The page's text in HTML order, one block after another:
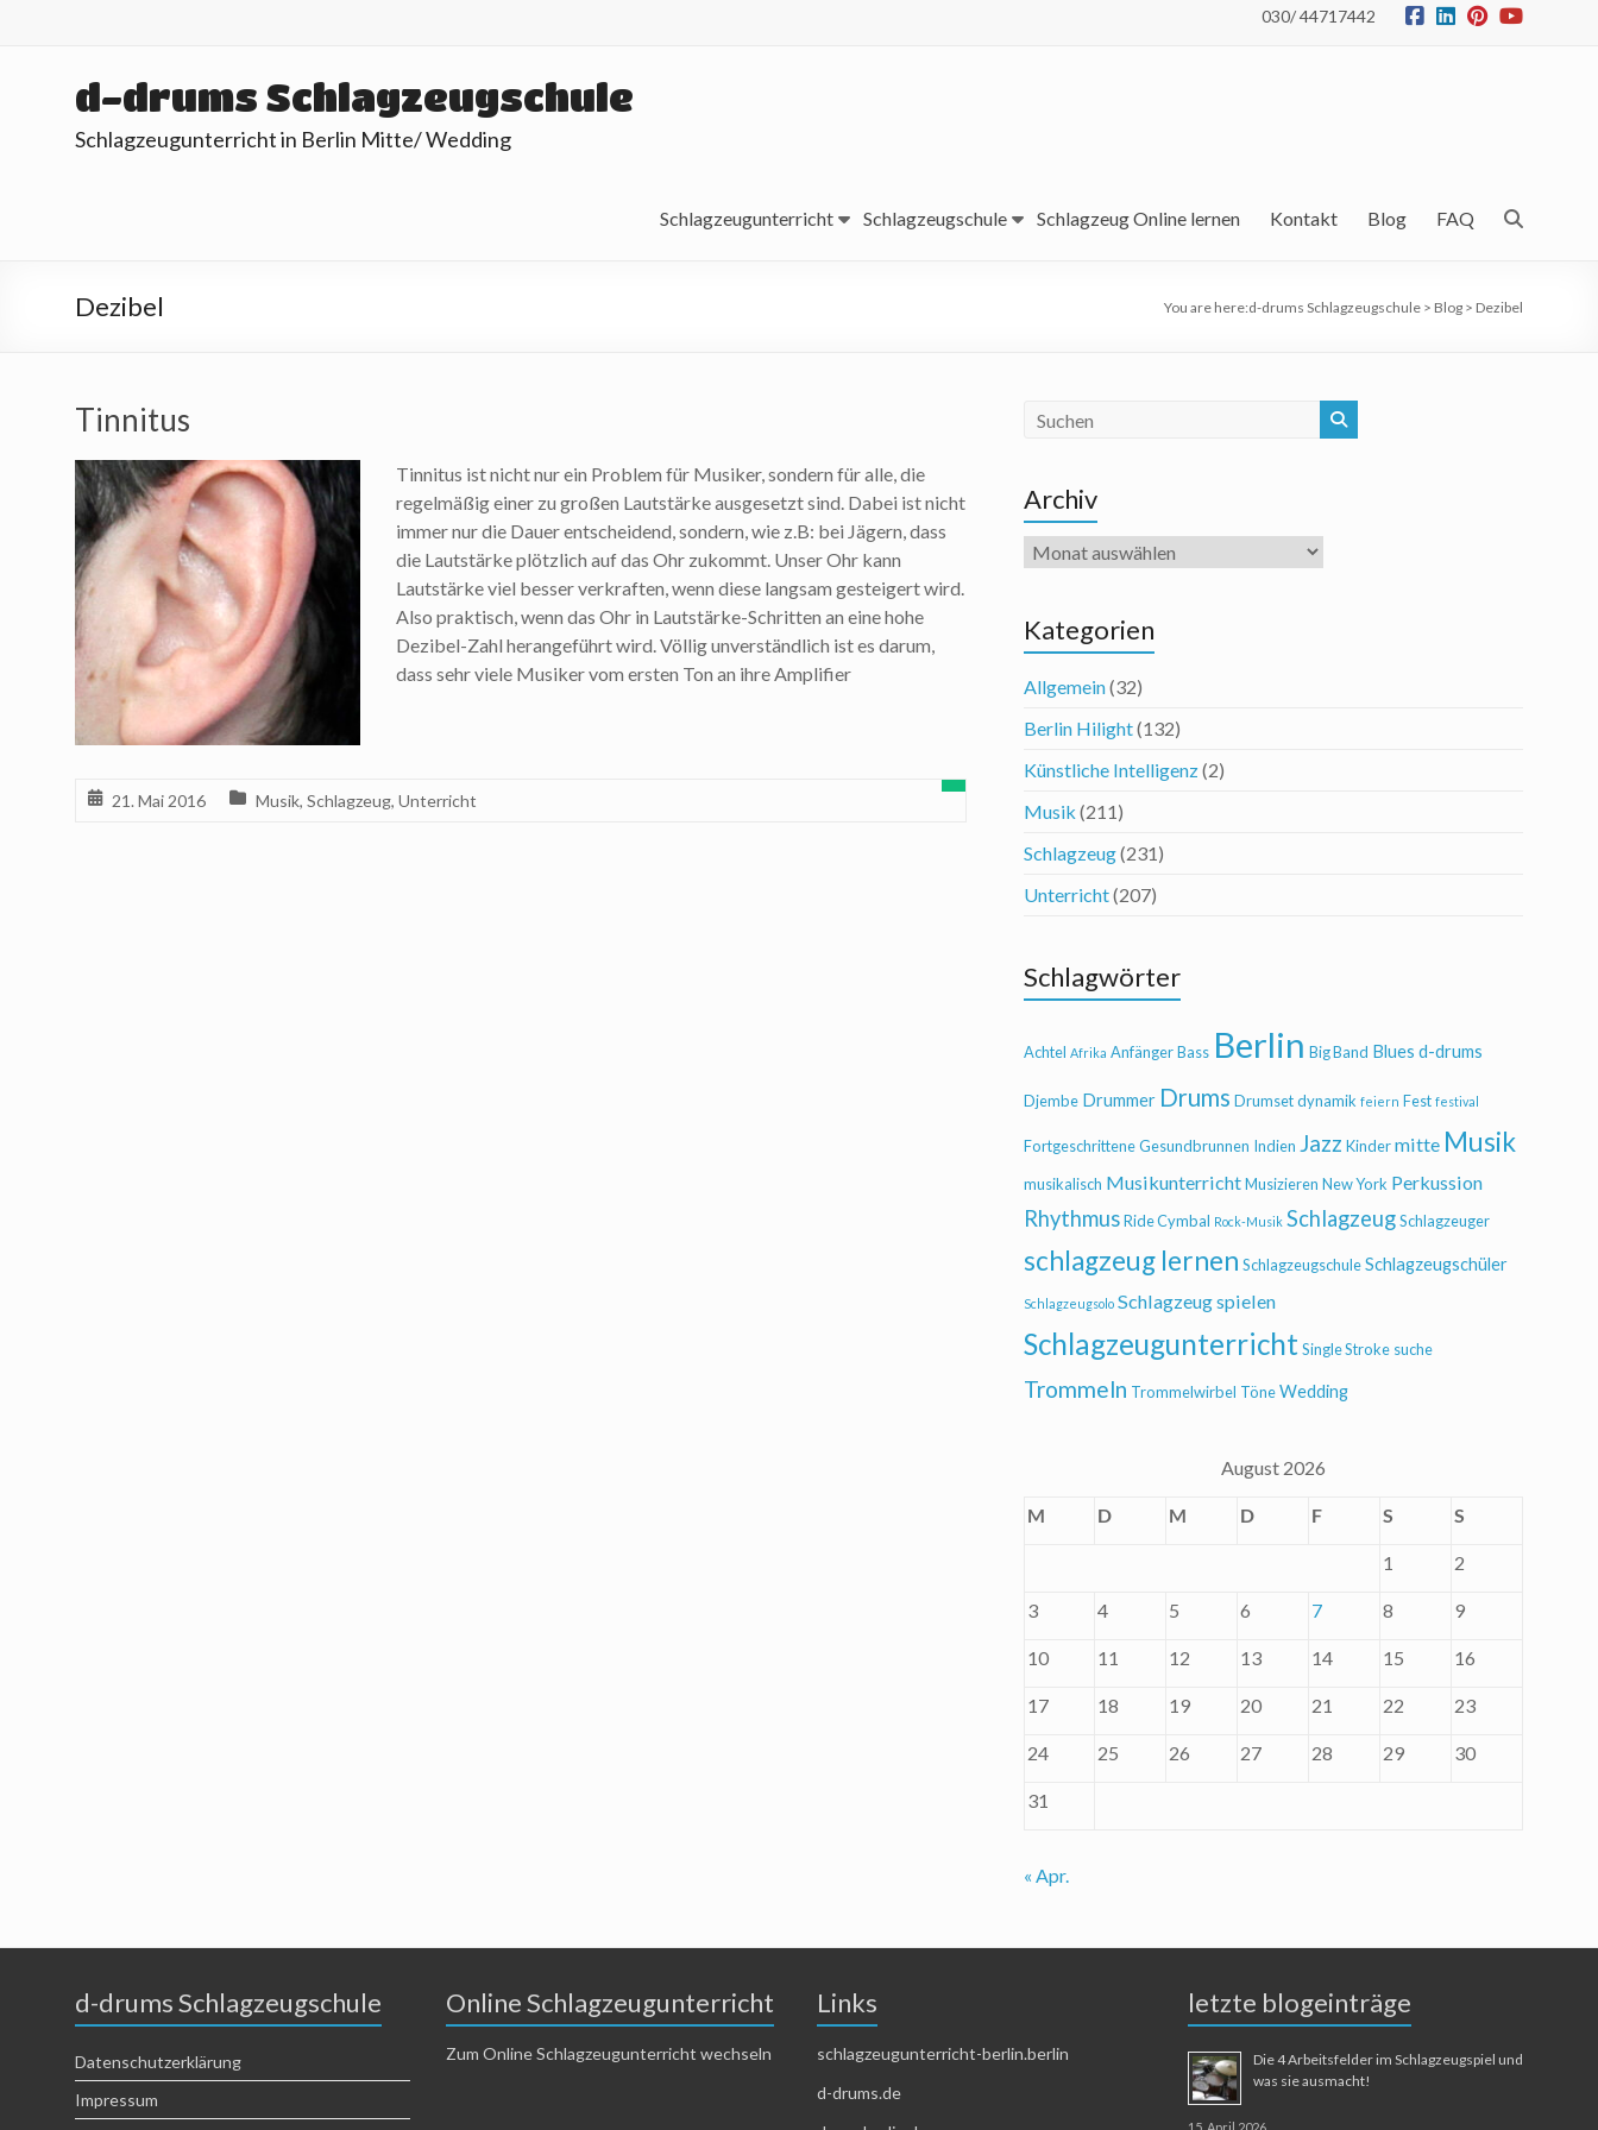
030/ 44717442
d-drums Schlagzeugschule
Schlagzeugunterricht in Berlin Mitte/ Wedding
Schlagzeugunterricht Schlagzeugschule Schlagzeug Online lernen Kontakt Blog FAQ
Dezibel You are here:d-drums Schlagzeugschule > Blog > Dezibel
Tinnitus
Tinnitus ist nicht nur ein Problem für Musiker, sondern für alle, die
regelmäßig einer zu großen Lautstärke ausgesetzt sind. Dabei ist nicht
immer nur die Dauer entscheidend, sondern, wie z.B: bei Jägern, dass
die Lautstärke plötzlich auf das Ohr zukommt. Unser Ohr kann
Lautstärke viel besser verkraften, wenn diese langsam gesteigert wird.
Also praktisch, wenn das Ohr in Lautstärke-Schritten an eine hohe
Dezibel-Zahl herangeführt wird. Völlig unverständlich ist es darum,
dass sehr viele Musiker vom ersten Ton an ihre Amplifier
21. Mai 2016 Musik, Schlagzeug, Unterricht
Archiv
Archiv
Kategorien
Allgemein(32)
Berlin Hilight(132)
Künstliche Intelligenz(2)
Musik (211)
Schlagzeug(231)
Unterricht(207)
Schlagwörter
Achtel Afrika AnfängerBass Berlin Big Band Blues d-drums
Djembe Drummer Drums Drumsetdynamik feiern Fest festival
FortgeschritteneGesundbrunnen Indien Jazz Kindermitte Musik
musikalisch MusikunterrichtMusizieren New York Perkussion
RhythmusRide Cymbal Rock-Musik SchlagzeugSchlagzeuger
schlagzeug lernen SchlagzeugschuleSchlagzeugschüler
Schlagzeugsolo Schlagzeug spielen
SchlagzeugunterrichtSingle Stroke suche
Trommeln Trommelwirbel TöneWedding
August 2026
M D M D F S S
1 2
3 4 5 6 7 8 9
10 11 12 13 14 15 16
17 18 19 20 21 22 23
24 25 26 27 28 29 30
31
« Apr.
d-drums Schlagzeugschule
Datenschutzerklärung
Impressum
Online Schlagzeugunterricht
Zum Online Schlagzeugunterricht wechseln
Links
schlagzeugunterricht-berlin.berlin
d-drums.de
letzte blogeinträge
Die 4 Arbeitsfelder im Schlagzeugspiel und
was sie ausmacht!